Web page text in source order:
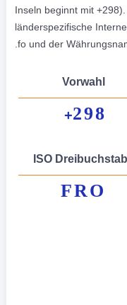
Inseln beginnt mit
länderspezifische
.fo und der
Vorwahl
+298
ISO
FRO